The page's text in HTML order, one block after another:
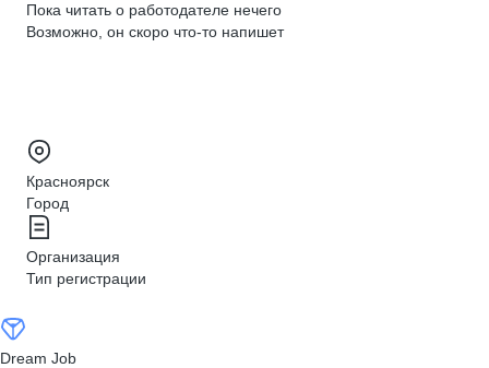
Пока читать о работодателе нечего
Возможно, он скоро что‑то напишет
Красноярск
Город
Организация
Тип регистрации
Dream Job